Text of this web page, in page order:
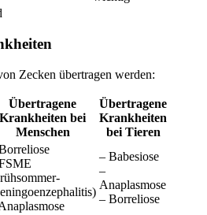
Zecken übertragen werden:
Übertragene
Krankheiten bei
Menschen
Übertragene
Krankheiten
bei Tieren
– Babesiose
–
Anaplasmose
– Borreliose